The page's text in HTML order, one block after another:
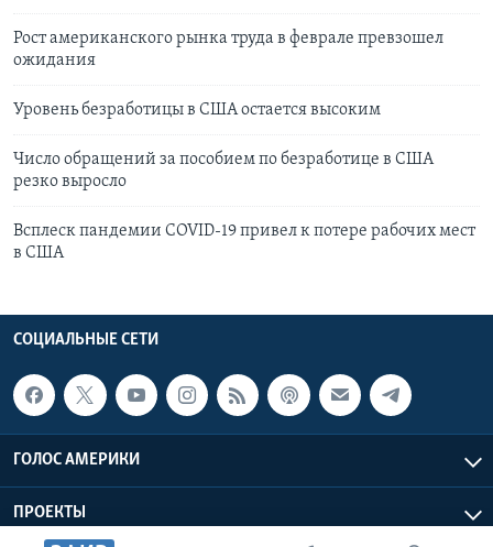
Рост американского рынка труда в феврале превзошел
ожидания
Уровень безработицы в США остается высоким
Число обращений за пособием по безработице в США
резко выросло
Всплеск пандемии COVID-19 привел к потере рабочих мест
в США
СОЦИАЛЬНЫЕ СЕТИ
ГОЛОС АМЕРИКИ
ПРОЕКТЫ